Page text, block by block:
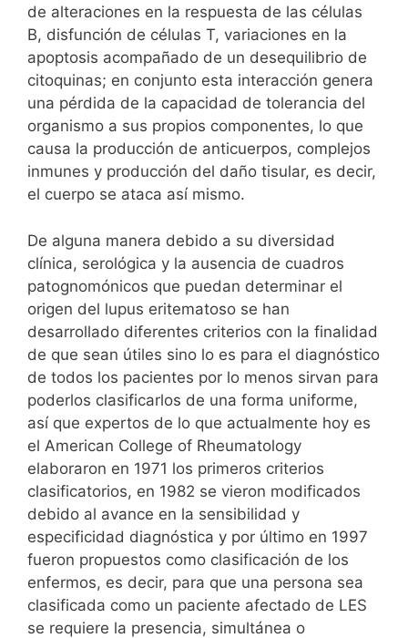
de alteraciones en la respuesta de las células
B, disfunción de células T, variaciones en la
apoptosis acompañado de un desequilibrio de
citoquinas; en conjunto esta interacción genera
una pérdida de la capacidad de tolerancia del
organismo a sus propios componentes, lo que
causa la producción de anticuerpos, complejos
inmunes y producción del daño tisular, es decir,
el cuerpo se ataca así mismo.
De alguna manera debido a su diversidad
clínica, serológica y la ausencia de cuadros
patognomónicos que puedan determinar el
origen del lupus eritematoso se han
desarrollado diferentes criterios con la finalidad
de que sean útiles sino lo es para el diagnóstico
de todos los pacientes por lo menos sirvan para
poderlos clasificarlos de una forma uniforme,
así que expertos de lo que actualmente hoy es
el American College of Rheumatology
elaboraron en 1971 los primeros criterios
clasificatorios, en 1982 se vieron modificados
debido al avance en la sensibilidad y
especificidad diagnóstica y por último en 1997
fueron propuestos como clasificación de los
enfermos, es decir, para que una persona sea
clasificada como un paciente afectado de LES
se requiere la presencia, simultánea o